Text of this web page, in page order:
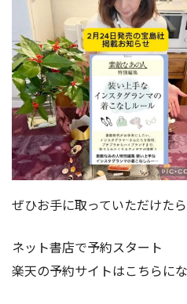
ぜひお手に取っていただけた
ネット書店で予約スタート
楽天の予約サイトはこちらに